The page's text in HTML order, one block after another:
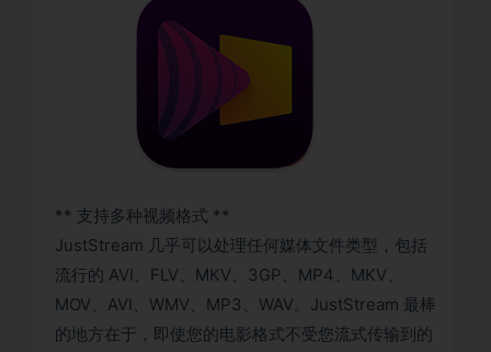
** 支持多种视频格式 **
JustStream 几乎可以处理任何媒体文件类型，包括
流行的 AVI、FLV、MKV、3GP、MP4、MKV、
MOV、AVI、WMV、MP3、WAV。JustStream 最棒
的地方在于，即使您的电影格式不受您流式传输到的